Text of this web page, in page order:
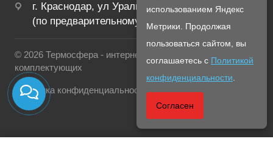
г. Краснодар, ул Уральская, 134Б
(по предварительному созвону с менеджером)
© 2026 Термосфера - интернет магазин печей и
комплектующих
Политика конфиденциальности
использованием Яндекс
Метрики. Продолжая
пользоваться сайтом, вы
соглашаетесь с Политикой
конфиденциальности
Согласен